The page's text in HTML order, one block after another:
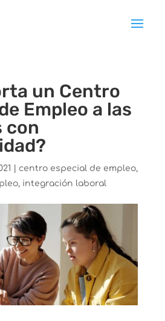
un Centro
Empleo a las
con
centro especial de empleo,
, integración laboral